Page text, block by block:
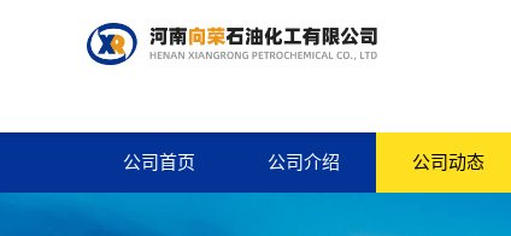
公司首页 公司介绍 公司动态